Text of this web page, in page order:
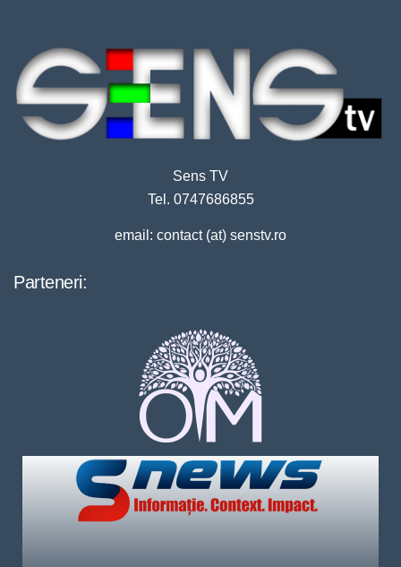
Sens TV
Tel. 0747686855
email: contact (at) senstv.ro
Parteneri: